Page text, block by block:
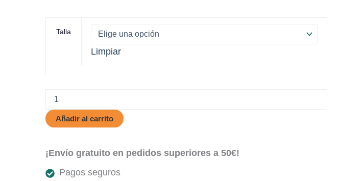
Talla
Limpiar
cantidad
Añadir al carrito
¡Envío gratuito en pedidos superiores a 50€!
Pagos seguros